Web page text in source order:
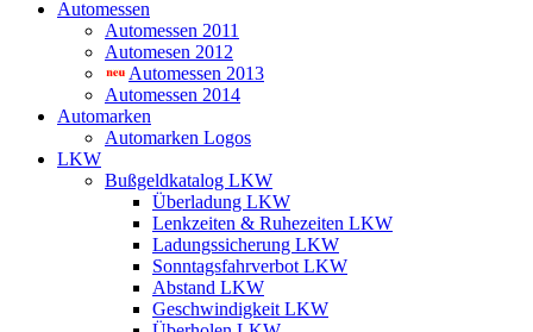
Automessen
Automessen 2011
Automesen 2012
Automessen 2013
Automessen 2014
Automarken
Automarken Logos
LKW
Bußgeldkatalog LKW
Überladung LKW
Lenkzeiten & Ruhezeiten LKW
Ladungssicherung LKW
Sonntagsfahrverbot LKW
Abstand LKW
Geschwindigkeit LKW